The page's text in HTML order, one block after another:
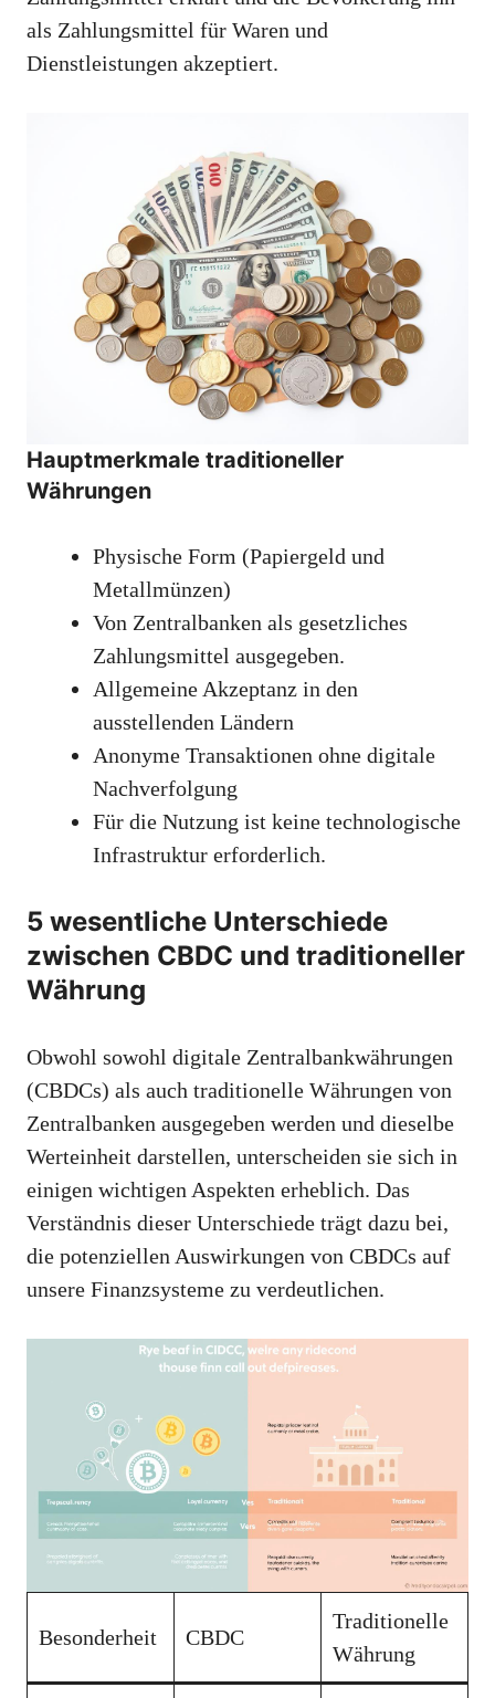
als Zahlungsmittel für Waren und
Dienstleistungen akzeptiert.
Hauptmerkmale traditioneller
Währungen
Physische Form (Papiergeld und
Metallmünzen)
Von Zentralbanken als gesetzliches
Zahlungsmittel ausgegeben.
Allgemeine Akzeptanz in den
ausstellenden Ländern
Anonyme Transaktionen ohne digitale
Nachverfolgung
Für die Nutzung ist keine technologische
Infrastruktur erforderlich.
5 wesentliche Unterschiede
zwischen CBDC und traditioneller
Währung
Obwohl sowohl digitale Zentralbankwährungen
(CBDCs) als auch traditionelle Währungen von
Zentralbanken ausgegeben werden und dieselbe
Werteinheit darstellen, unterscheiden sie sich in
einigen wichtigen Aspekten erheblich. Das
Verständnis dieser Unterschiede trägt dazu bei,
die potenziellen Auswirkungen von CBDCs auf
unsere Finanzsysteme zu verdeutlichen.
Besonderheit CBDC
Traditionelle
Währung